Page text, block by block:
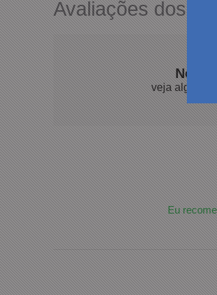
Avaliações dos
veja
Eu